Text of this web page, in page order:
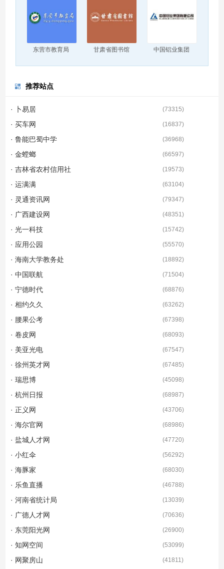
东营市教育局 甘肃省图书馆 中国铝业集团
推荐站点
· 卜易居 (73315)
· 买车网 (16837)
· 鲁能巴蜀中学 (36968)
· 金螳螂 (66597)
· 吉林省农村信用社 (19573)
· 运满满 (63104)
· 灵通资讯网 (79347)
· 广西建设网 (48351)
· 光一科技 (15742)
· 应用公园 (55570)
· 海南大学教务处 (18892)
· 中国联航 (71504)
· 宁德时代 (68876)
· 相约久久 (63262)
· 腰果公考 (67398)
· 卷皮网 (68093)
· 美亚光电 (67547)
· 徐州英才网 (67485)
· 瑞思博 (45098)
· 杭州日报 (68987)
· 正义网 (43706)
· 海尔官网 (68986)
· 盐城人才网 (47720)
· 小红伞 (56292)
· 海豚家 (68030)
· 乐鱼直播 (46788)
· 河南省统计局 (13039)
· 广德人才网 (70636)
· 东莞阳光网 (26900)
· 知网空间 (53099)
· 网聚房山 (41811)